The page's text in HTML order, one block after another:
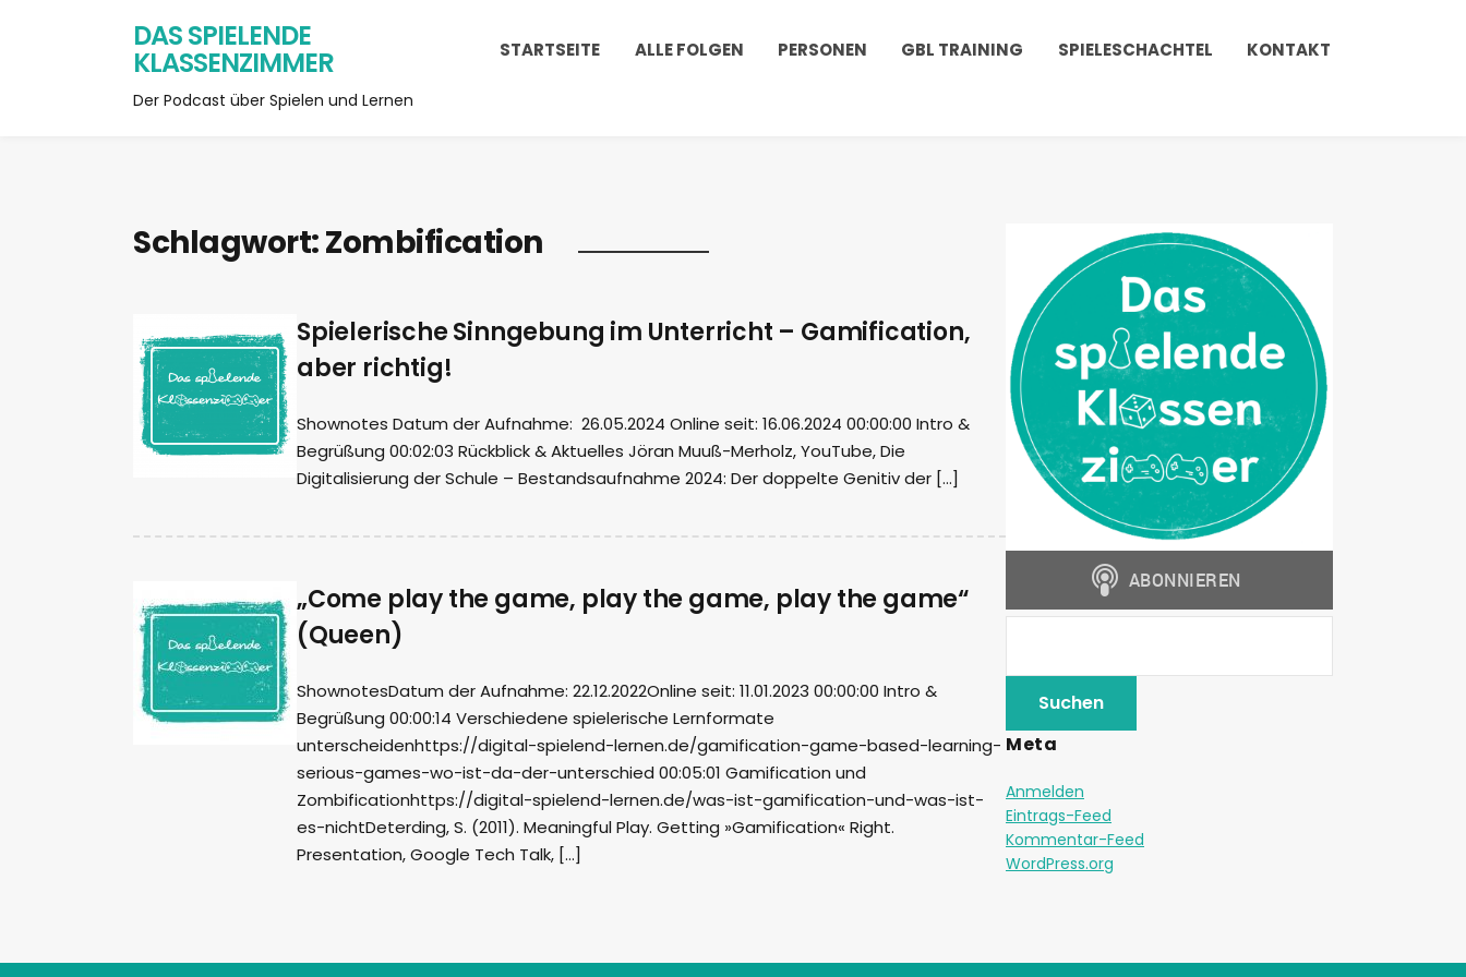
DAS SPIELENDE
KLASSENZIMMER
Der Podcast über Spielen und Lernen
STARTSEITE ALLE FOLGEN PERSONEN GBL TRAINING SPIELESCHACHTEL KONTAKT
Schlagwort:Zombification
Spielerische Sinngebung im Unterricht – Gamification,
aber richtig!
Shownotes Datum der Aufnahme: 26.05.2024 Online seit: 16.06.2024 00:00:00 Intro &
Begrüßung 00:02:03 Rückblick & Aktuelles Jöran Muuß-Merholz, YouTube, Die
Digitalisierung der Schule – Bestandsaufnahme 2024: Der doppelte Genitiv der […]
„Come play the game, play the game, play the game“
(Queen)
ShownotesDatum der Aufnahme: 22.12.2022Online seit: 11.01.2023 00:00:00 Intro &
Begrüßung 00:00:14 Verschiedene spielerische Lernformate
unterscheidenhttps://digital-spielend-lernen.de/gamification-game-based-learning-
serious-games-wo-ist-da-der-unterschied 00:05:01 Gamification und
Zombificationhttps://digital-spielend-lernen.de/was-ist-gamification-und-was-ist-
es-nichtDeterding, S. (2011). Meaningful Play. Getting »Gamification« Right.
Presentation, Google Tech Talk, […]
Meta
Anmelden
Eintrags-Feed
Kommentar-Feed
WordPress.org